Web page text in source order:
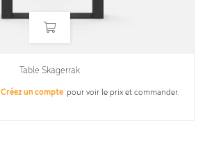
Table Skagerrak
Créez un compte pour voir le prix et commander.